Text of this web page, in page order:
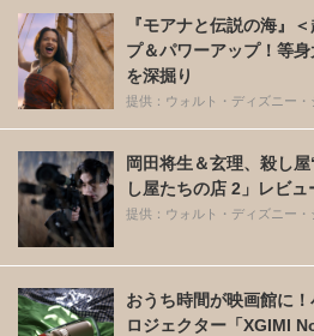
『モアナと伝説の海』
プ＆パワーアップ！等
を深掘り
提供：ウォルト・ディズニー・
岡田将生＆玄理、殺し
し屋たちの店 2」レビュ
提供：ウォルト・ディズニー・
おうち時間が映画館に
ロジェクター「XGIMI